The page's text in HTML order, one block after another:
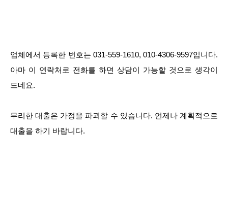
업체에서 등록한 번호는 031-559-1610, 010-4306-9597입니다.
아마 이 연락처로 전화를 하면 상담이 가능할 것으로 생각이
드네요.
무리한 대출은 가정을 파괴할 수 있습니다. 언제나 계획적으로
대출을 하기 바랍니다.